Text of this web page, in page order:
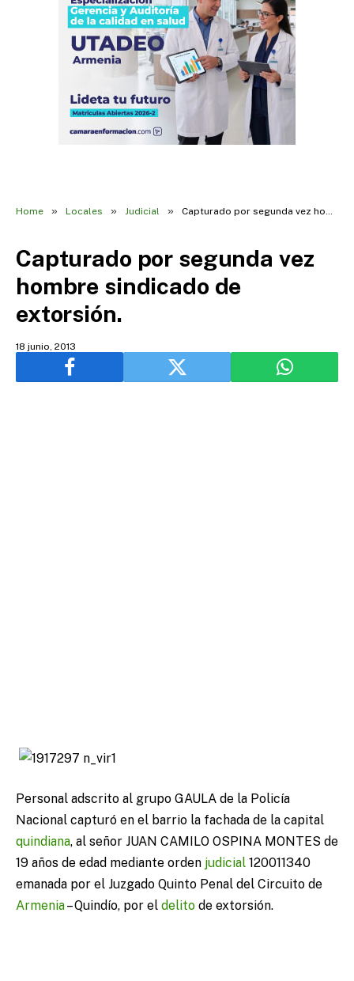
Home » Locales » Judicial » Capturado por segunda vez hombre sindicado de extorsión.
Capturado por segunda vez
hombre sindicado de
extorsión.
18 junio, 2013
Personal adscrito al grupo GAULA de la Policía
Nacional capturó en el barrio la fachada de la capital
quindiana, al señor JUAN CAMILO OSPINA MONTES de
19 años de edad mediante orden judicial 120011340
emanada por el Juzgado Quinto Penal del Circuito de
Armenia– Quindío, por el delito de extorsión.